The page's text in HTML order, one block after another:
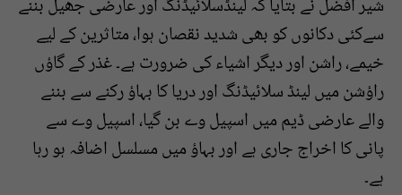
شیر افضل نے بتایا کہ لینڈسلائیڈنگ اور عارضی جھیل بننے
سےکئی دکانوں کو بھی شدید نقصان ہوا، متاثرین کے لیے
خیمے، راشن اور دیگر اشیاء کی ضرورت ہے۔ غذر کے گاؤں
راؤشن میں لینڈ سلائیڈنگ اور دریا کا بہاؤ رکنے سے بننے
والے عارضی ڈیم میں اسپیل وے بن گیا، اسپیل وے سے
پانی کا اخراج جاری ہے اور بہاؤ میں مسلسل اضافہ ہو رہا
ہے۔